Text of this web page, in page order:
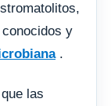
y
.
las